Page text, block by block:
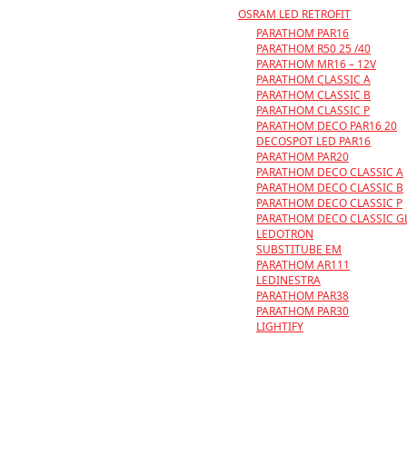
OSRAM LED RETROFIT
PARATHOM PAR16
PARATHOM R50 25 /40
PARATHOM MR16 – 12V
PARATHOM CLASSIC A
PARATHOM CLASSIC B
PARATHOM CLASSIC P
PARATHOM DECO PAR16 20
DECOSPOT LED PAR16
PARATHOM PAR20
PARATHOM DECO CLASSIC A
PARATHOM DECO CLASSIC B
PARATHOM DECO CLASSIC P
PARATHOM DECO CLASSIC
LEDOTRON
SUBSTITUBE EM
PARATHOM AR111
LEDINESTRA
PARATHOM PAR38
PARATHOM PAR30
LIGHTIFY